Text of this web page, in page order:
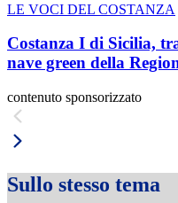
LE VOCI DEL COSTANZA
Costanza I di Sicilia,
nave green della
contenuto sponsorizzato
Sullo stesso tema